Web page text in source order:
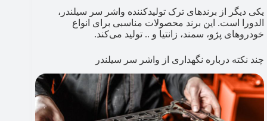
یکی دیگر از برندهای ترک تولیدکننده واشر سر سیلندر،
الدورا است. این برند محصولات مناسبی برای انواع
خودروهای پژو، سمند، زانتیا و .. تولید می‌کند.
چند نکته درباره نگهداری از واشر سر سیلندر